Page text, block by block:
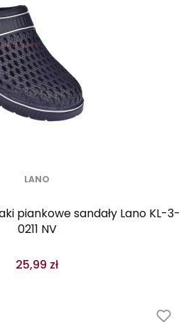
LANO
piankowe sandały Lano KL-3-
0211 NV
25,99 zł